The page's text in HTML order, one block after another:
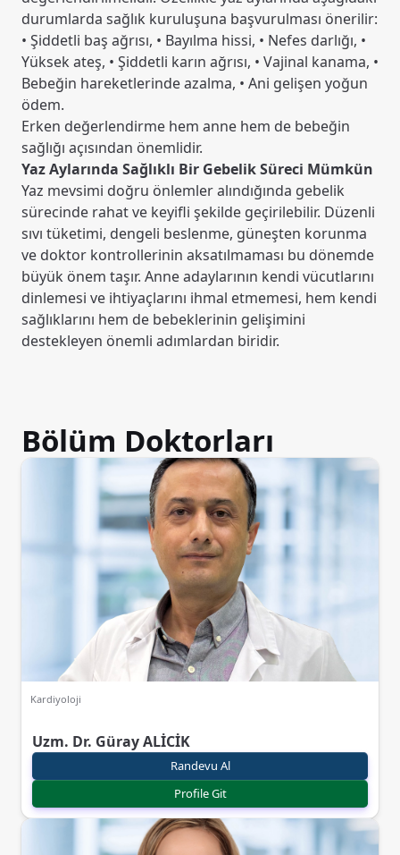
durumlarda sağlık kuruluşuna başvurulması önerilir:
• Şiddetli baş ağrısı, • Bayılma hissi, • Nefes darlığı, •
Yüksek ateş, • Şiddetli karın ağrısı, • Vajinal kanama, •
Bebeğin hareketlerinde azalma, • Ani gelişen yoğun
ödem.
Erken değerlendirme hem anne hem de bebeğin
sağlığı açısından önemlidir.
Yaz Aylarında Sağlıklı Bir Gebelik Süreci Mümkün
Yaz mevsimi doğru önlemler alındığında gebelik
sürecinde rahat ve keyifli şekilde geçirilebilir. Düzenli
sıvı tüketimi, dengeli beslenme, güneşten korunma
ve doktor kontrollerinin aksatılmaması bu dönemde
büyük önem taşır. Anne adaylarının kendi vücutlarını
dinlemesi ve ihtiyaçlarını ihmal etmemesi, hem kendi
sağlıklarını hem de bebeklerinin gelişimini
destekleyen önemli adımlardan biridir.
Bölüm Doktorları
Kardiyoloji
Uzm. Dr. Güray ALİCİK
Randevu Al
Profile Git